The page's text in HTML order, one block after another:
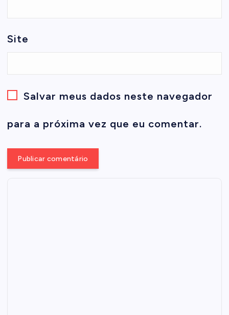
Site
Salvar meus dados neste navegador
para a próxima vez que eu comentar.